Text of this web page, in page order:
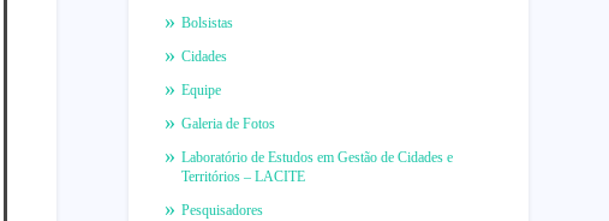
Bolsistas
Cidades
Equipe
Galeria de Fotos
Laboratório de Estudos em Gestão de Cidades e
Territórios – LACITE
Pesquisadores